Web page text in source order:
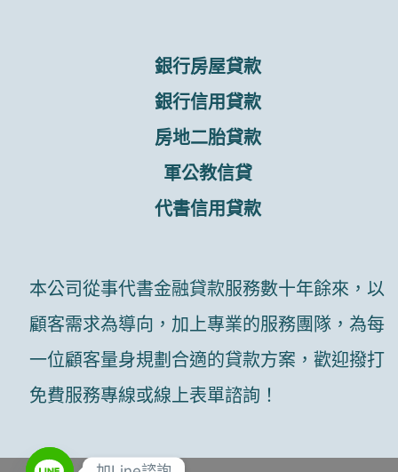
銀行房屋貸款
銀行信用貸款
房地二胎貸款
軍公教信貸
代書信用貸款
本公司從事代書金融貸款服務數十年餘來，以
顧客需求為導向，加上專業的服務團隊，為每
一位顧客量身規劃合適的貸款方案，歡迎撥打
免費服務專線或線上表單諮詢！